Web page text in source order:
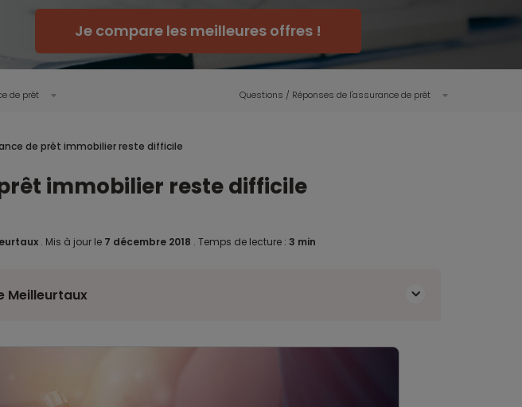
Je compare les meilleures offres !
de prêt Questions / Réponses de l'assurance de prêt
de prêt immobilier reste difficile
immobilier reste difficile
. Mis à jour le 7 décembre 2018 . Temps de lecture : 3 min
Meilleurtaux